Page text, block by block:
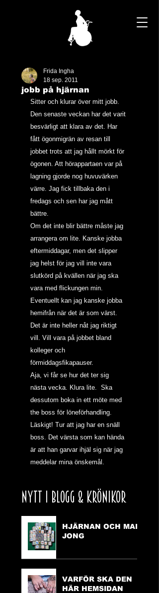
jobb på hjärnan
Frida Ingha
18 sep. 2011
Sitter och klurar över mitt jobb.
Den senaste veckan har det varit
besvärligt att klara av det. Har
fått ögonmigrän av resan till
jobbet trots att jag hållt mörkt för
ögonen. Att hörappartaen var på
lagning gjorde nog huvuvärken
värre. Jag fick tillbaka den i
fredags och sen har jag mått
bättre.
Om det inte blir bättre måste jag
arrangera om lite. Kanske jobba
eftermiddagar, men det slipper
jag helst för jag vill inte vara
slutkörd på kvällen när jag ska
vara med flickungen min.
Eventuellt kan jag kanske jobba
hemifrån när det är som värst.
Det är inte heller nåt jag riktigt
vill. Vill vara på jobbet bland
kolleger och
förmiddagsfikapauser.
Aja, vi får se hur det ter sig
nästa vecka. Klura lite.  Ska
dessutom boka in ett möte med
the boss för löneförhandling.
Läskigt! Tur att jag har en snäll
boss. Det värsta som kan hända
är att han garvar ihjäl sig när jag
meddelar mina önskemål.
NYTT I BLOGG & KRÖNIKOR
HJÄRNAN OCH MAH
JONG
VARFÖR SKA DEN
HÄR HEMSIDAN